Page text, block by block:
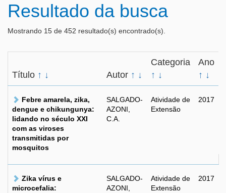
Resultado da busca
Mostrando 15 de 452 resultado(s) encontrado(s).
Título ↑ ↓ Autor ↑ ↓
Categoria
↑ ↓
Ano
↑ ↓
Febre amarela, zika,
dengue e chikungunya:
lidando no século XXI
com as viroses
transmitidas por
mosquitos
SALGADO-
AZONI,
C.A.
Atividade de
Extensão
2017
Zika vírus e
microcefalia:
SALGADO-
AZONI,
Atividade de
Extensão
2017